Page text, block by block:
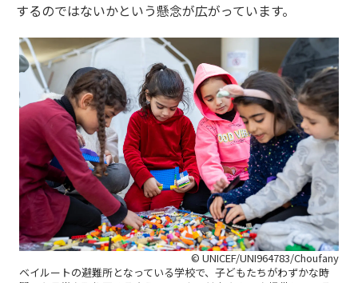
するのではないかという懸念が広がっています。
© UNICEF/UNI964783/Choufany
ベイルートの避難所となっている学校で、子どもたちがわずかな時